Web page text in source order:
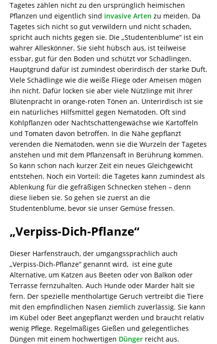
Tagetes zählen nicht zu den ursprünglich heimischen
Pflanzen und eigentlich sind invasive Arten zu meiden. Da
Tagetes sich nicht so gut verwildern und nicht schaden,
spricht auch nichts gegen sie. Die „Studentenblume“ ist ein
wahrer Alleskönner. Sie sieht hübsch aus, ist teilweise
essbar, gut für den Boden und schützt vor Schädlingen.
Hauptgrund dafür ist zumindest oberirdisch der starke Duft.
Viele Schädlinge wie die weiße Fliege oder Ameisen mögen
ihn nicht. Dafür locken sie aber viele Nützlinge mit ihrer
Blütenpracht in orange-roten Tönen an. Unterirdisch ist sie
ein natürliches Hilfsmittel gegen Nematoden. Oft sind
Kohlpflanzen oder Nachtschattengewächse wie Kartoffeln
und Tomaten davon betroffen. In die Nähe gepflanzt
verenden die Nematoden, wenn sie die Wurzeln der Tagetes
anstehen und mit dem Pflanzensaft in Berührung kommen.
So kann schon nach kurzer Zeit ein neues Gleichgewicht
entstehen. Noch ein Vorteil: die Tagetes kann zumindest als
Ablenkung für die gefräßigen Schnecken stehen – denn
diese lieben sie. So gehen sie zuerst an die
Studentenblume, bevor sie unser Gemüse fressen.
„Verpiss-Dich-Pflanze“
Dieser Harfenstrauch, der umgangssprachlich auch
„Verpiss-Dich-Pflanze“ genannt wird, ist eine gute
Alternative, um Katzen aus Beeten oder von Balkon oder
Terrasse fernzuhalten. Auch Hunde oder Marder hält sie
fern. Der spezielle mentholartige Geruch vertreibt die Tiere
mit den empfindlichen Nasen ziemlich zuverlässig. Sie kann
im Kübel oder Beet angepflanzt werden und braucht relativ
wenig Pflege. Regelmäßiges Gießen und gelegentliches
Düngen mit einem hochwertigen Dünger reicht aus.